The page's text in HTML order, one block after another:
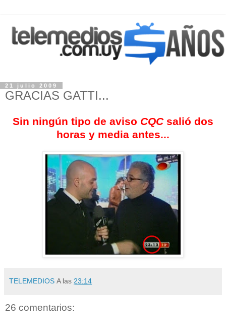
21 julio 2009
GRACIAS GATTI...
Sin ningún tipo de aviso CQC salió dos
horas y media antes...
TELEMEDIOS A las 23:14
26 comentarios: